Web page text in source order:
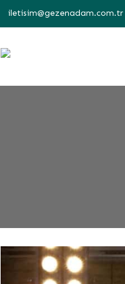
iletisim@gezenadam.com.tr